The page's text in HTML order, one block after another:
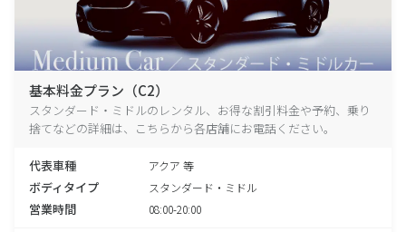
基本料金プラン（C2）
スタンダード・ミドルのレンタル、お得な割引料金や予約、乗り
捨てなどの詳細は、こちらから各店舗にお電話ください。
代表車種 アクア 等
ボディタイプ スタンダード・ミドル
営業時間 08:00-20:00